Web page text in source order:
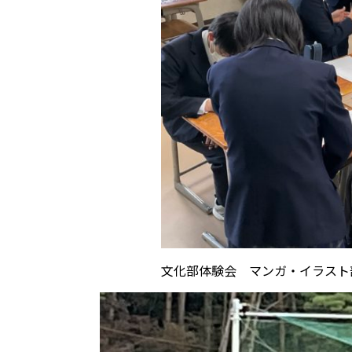
文化部体験会 マンガ・イラス